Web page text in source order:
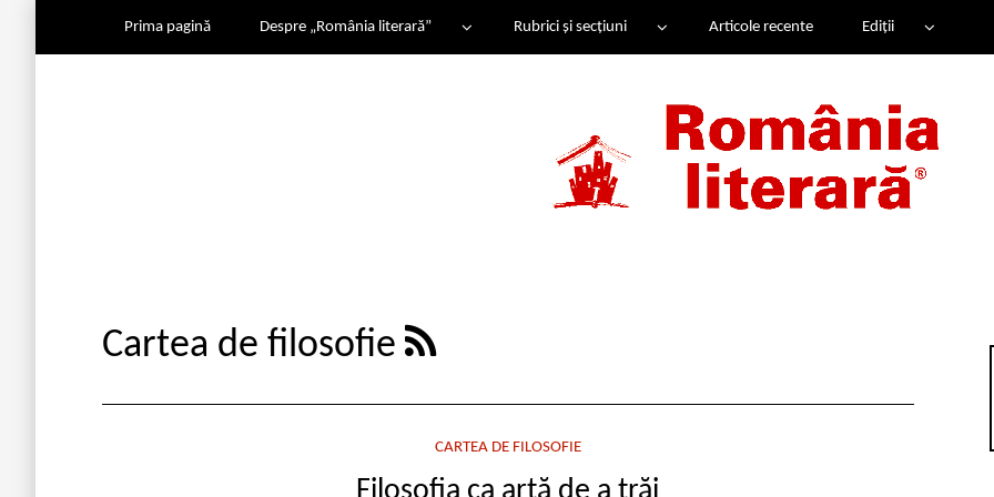
Prima pagină Despre „România literară” Rubrici și secțiuni Articole recente Ediții
Cartea de filosofie
CARTEA DE FILOSOFIE